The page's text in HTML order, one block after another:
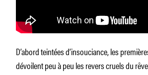
D’abord teintées d’insouciance, les
dévoilent peu à peu les revers cruels du